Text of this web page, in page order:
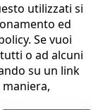
utilizzati si
ed
Se vuoi
o ad alcuni
su un link